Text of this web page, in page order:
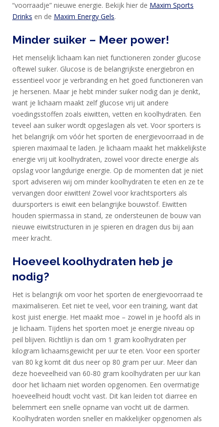
“voorraadje” nieuwe energie. Bekijk hier de Maxim Sports
Drinks en de Maxim Energy Gels.
Minder suiker – Meer power!
Het menselijk lichaam kan niet functioneren zonder glucose
oftewel suiker. Glucose is de belangrijkste energiebron en
essentieel voor je verbranding en het goed functioneren van
je hersenen. Maar je hebt minder suiker nodig dan je denkt,
want je lichaam maakt zelf glucose vrij uit andere
voedingsstoffen zoals eiwitten, vetten en koolhydraten. Een
teveel aan suiker wordt opgeslagen als vet. Voor sporters is
het belangrijk om vóór het sporten de energievoorraad in de
spieren maximaal te laden. Je lichaam maakt het makkelijkste
energie vrij uit koolhydraten, zowel voor directe energie als
opslag voor langdurige energie. Op de momenten dat je niet
sport adviseren wij om minder koolhydraten te eten en ze te
vervangen door eiwitten! Zowel voor krachtsporters als
duursporters is eiwit een belangrijke bouwstof. Eiwitten
houden spiermassa in stand, ze ondersteunen de bouw van
nieuwe eiwitstructuren in je spieren en dragen dus bij aan
meer kracht.
Hoeveel koolhydraten heb je
nodig?
Het is belangrijk om voor het sporten de energievoorraad te
maximaliseren. Eet niet te veel, voor een training, want dat
kost juist energie. Het maakt moe – zowel in je hoofd als in
je lichaam. Tijdens het sporten moet je energie niveau op
peil blijven. Richtlijn is dan om 1 gram koolhydraten per
kilogram lichaamsgewicht per uur te eten. Voor een sporter
van 80 kg komt dit dus neer op 80 gram per uur. Meer dan
deze hoeveelheid van 60-80 gram koolhydraten per uur kan
door het lichaam niet worden opgenomen. Een overmatige
hoeveelheid houdt vocht vast. Dit kan leiden tot diarree en
belemmert een snelle opname van vocht uit de darmen.
Koolhydraten worden sneller en makkelijker opgenomen als
CIRKEL
FEEDS
NANA
BLOG
KLANTENSERVICE